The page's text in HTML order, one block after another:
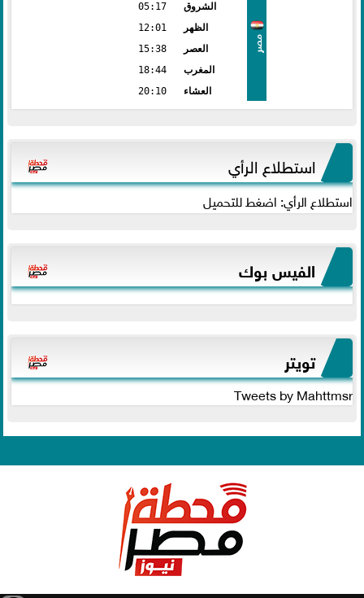
مصر
الشروق
05:17
الظهر
12:01
العصر
15:38
المغرب
18:44
العشاء
20:10
استطلاع الرأي
استطلاع الرأي: اضغط للتحميل
الفيس بوك
تويتر
Tweets by Mahttmsr